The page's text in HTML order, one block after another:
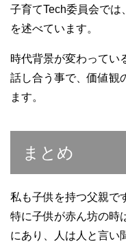
子育てTech委員会では
を述べています。
時代背景が変わってい
話し合う事で、価値観
ます。
まとめ
私も子供を持つ父親で
特に子供が赤ん坊の時
にあり、人は人と言い